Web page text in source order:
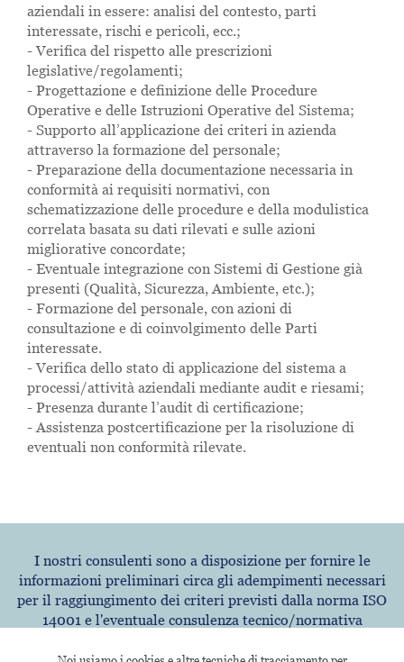
aziendali in essere: analisi del contesto, parti
interessate, rischi e pericoli, ecc.;
- Verifica del rispetto alle prescrizioni
legislative/regolamenti;
- Progettazione e definizione delle Procedure
Operative e delle Istruzioni Operative del Sistema;
- Supporto all’applicazione dei criteri in azienda
attraverso la formazione del personale;
- Preparazione della documentazione necessaria in
conformità ai requisiti normativi, con
schematizzazione delle procedure e della modulistica
correlata basata su dati rilevati e sulle azioni
migliorative concordate;
- Eventuale integrazione con Sistemi di Gestione già
presenti (Qualità, Sicurezza, Ambiente, etc.);
- Formazione del personale, con azioni di
consultazione e di coinvolgimento delle Parti
interessate.
- Verifica dello stato di applicazione del sistema a
processi/attività aziendali mediante audit e riesami;
- Presenza durante l’audit di certificazione;
- Assistenza postcertificazione per la risoluzione di
eventuali non conformità rilevate.
I nostri consulenti sono a disposizione per fornire le
informazioni preliminari circa gli adempimenti necessari
per il raggiungimento dei criteri previsti dalla norma ISO
14001 e l'eventuale consulenza tecnico/normativa